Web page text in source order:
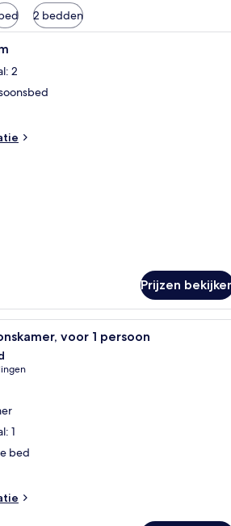
2 bedden
Donzen dekbedden, een
2
Prijzen
Hotelkamer met een groot
voor 1 persoon
1
bed